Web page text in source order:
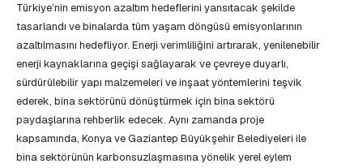
Türkiye’nin emisyon azaltım hedeflerini yansıtacak şekilde
tasarlandı ve binalarda tüm yaşam döngüsü emisyonlarının
azaltılmasını hedefliyor. Enerji verimliliğini artırarak, yenilenebilir
enerji kaynaklarına geçişi sağlayarak ve çevreye duyarlı,
sürdürülebilir yapı malzemeleri ve inşaat yöntemlerini teşvik
ederek, bina sektörünü dönüştürmek için bina sektörü
paydaşlarına rehberlik edecek. Aynı zamanda proje
kapsamında, Konya ve Gaziantep Büyükşehir Belediyeleri ile
bina sektörünün karbonsuzlaşmasına yönelik yerel eylem